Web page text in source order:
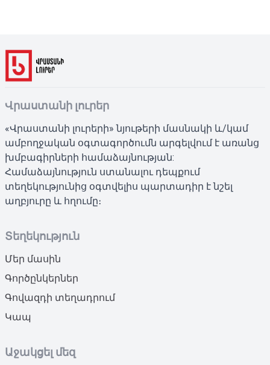
Վրաստանի լուրեր
«Վրաստանի լուրերի» նյութերի մասնակի և/կամ
ամբողջական օգտագործումն արգելվում է առանց
խմբագիրների համաձայնության:
Համաձայնություն ստանալու դեպքում
տեղեկությունից օգտվելիս պարտադիր է նշել
աղբյուրը և հղումը։
Տեղեկություն
Մեր մասին
Գործընկերներ
Գովազդի տեղադրում
Կապ
Աջակցել մեզ